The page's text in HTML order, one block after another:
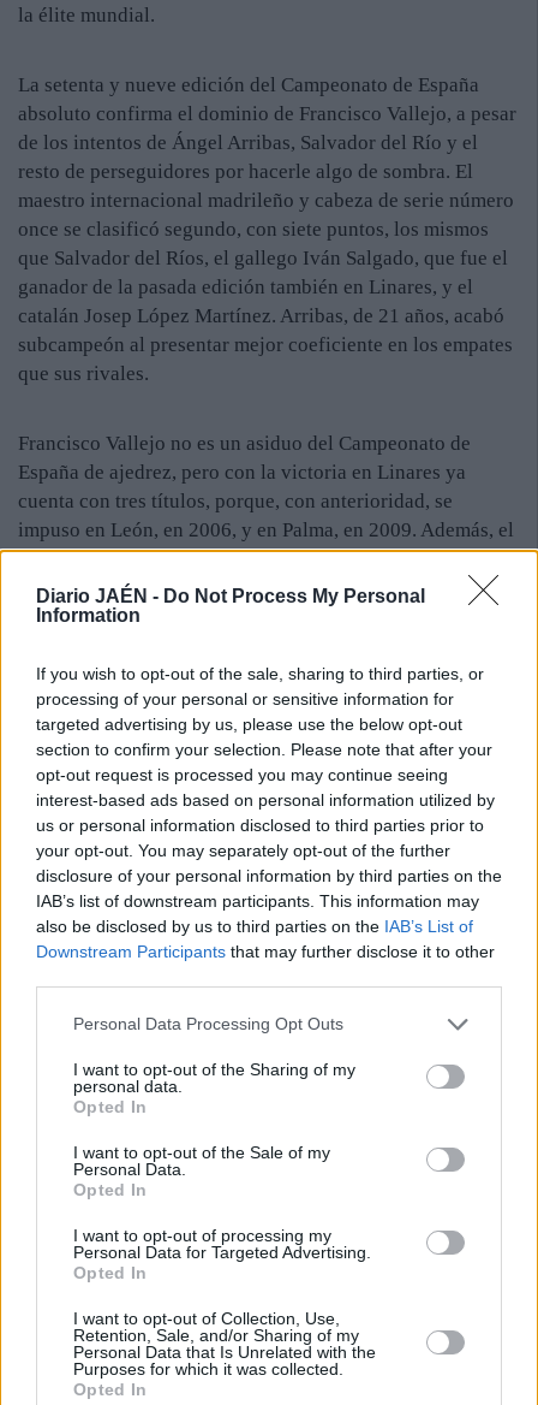
Diario JAÉN - Do Not Process My Personal
Information
If you wish to opt-out of the sale, sharing to third parties, or
processing of your personal or sensitive information for
targeted advertising by us, please use the below opt-out
section to confirm your selection. Please note that after your
opt-out request is processed you may continue seeing
interest-based ads based on personal information utilized by
us or personal information disclosed to third parties prior to
your opt-out. You may separately opt-out of the further
disclosure of your personal information by third parties on the
IAB’s list of downstream participants. This information may
also be disclosed by us to third parties on the IAB’s List of
Downstream Participants that may further disclose it to other
Personal Data Processing Opt Outs
I want to opt-out of the Sharing of my
personal data.
Opted In
I want to opt-out of the Sale of my
Personal Data.
Opted In
I want to opt-out of processing my
Personal Data for Targeted Advertising.
Opted In
I want to opt-out of Collection, Use,
Retention, Sale, and/or Sharing of my
Personal Data that Is Unrelated with the
Purposes for which it was collected.
Opted In
la élite mundial.
La setenta y nueve edición del Campeonato de España
absoluto confirma el dominio de Francisco Vallejo, a pesar
de los intentos de Ángel Arribas, Salvador del Río y el
resto de perseguidores por hacerle algo de sombra. El
maestro internacional madrileño y cabeza de serie número
once se clasificó segundo, con siete puntos, los mismos
que Salvador del Ríos, el gallego Iván Salgado, que fue el
ganador de la pasada edición también en Linares, y el
catalán Josep López Martínez. Arribas, de 21 años, acabó
subcampeón al presentar mejor coeficiente en los empates
que sus rivales.
Francisco Vallejo no es un asiduo del Campeonato de
España de ajedrez, pero con la victoria en Linares ya
cuenta con tres títulos, porque, con anterioridad, se
impuso en León, en 2006, y en Palma, en 2009. Además, el
gran maestro internacional acredita tres subcampeonatos,
en 1998 y 2010, torneos ganados por Miguel Illescas, y en
2002, en el que venció Alexei Shirov. Pero el indiscutible
barcelonés Miguel Illescas, que ha conseguido ocho
títulos, en los años 1995, 98, 99, 2001, 04, 05, 07 y 10.
Asimismo, logró el segundo puesto en el Nacional en
1984, 1991, 2011 y 2013. Vallejo recibió el trofeo de
manos del alcalde, Juan Fernández, quien dijo sentirse
orgulloso de que Linares sea la capital española del
ajedrez y destacó la buena organización del torneo. En la
misma línea se expresó el presidente de la Federación
Española, Javier Ochoa, y la vicepresidenta de la
Diputación, Pilar Parra, presentes en la ceremonia de
entrega de trofeos.